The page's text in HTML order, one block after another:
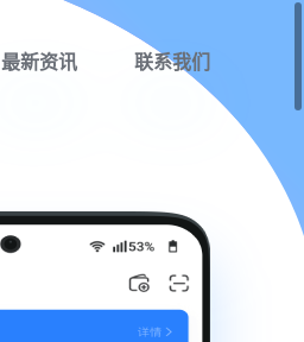
最新资讯 联系我们